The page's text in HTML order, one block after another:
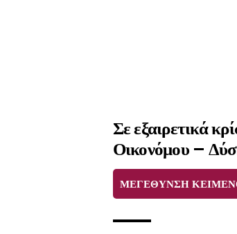
Σε εξαιρετικά
Οικονόμου –
ΜΕΓΕΘΥΝΣΗ